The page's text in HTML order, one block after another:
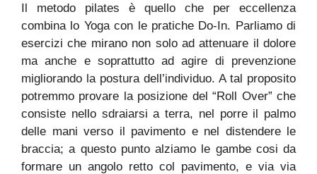
Il metodo pilates è quello che per eccellenza
combina lo Yoga con le pratiche Do-In. Parliamo di
esercizi che mirano non solo ad attenuare il dolore
ma anche e soprattutto ad agire di prevenzione
migliorando la postura dell’individuo. A tal proposito
potremmo provare la posizione del “Roll Over” che
consiste nello sdraiarsi a terra, nel porre il palmo
delle mani verso il pavimento e nel distendere le
braccia; a questo punto alziamo le gambe cosi da
formare un angolo retto col pavimento, e via via